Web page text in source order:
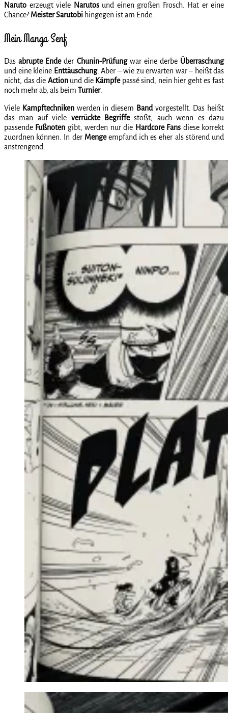
Naruto erzeugt viele Narutosund einen großen Frosch. Hat er eine
Chance?Meister Sarutobi hingegen ist am Ende.
Mein Manga Senf
Dasabrupte Endeder Chunin-Prüfungwar eine derbe Überraschung
und eine kleine Enttäuschung. Aber – wie zu erwarten war – heißt das
nicht, das die Actionund die Kämpfepassé sind, nein hier geht es fast
noch mehr ab, als beim Turnier.
Viele Kampftechnikenwerden in diesem Bandvorgestellt. Das heißt
das man auf viele verrückte Begriffestößt, auch wenn es dazu
passende Fußnoten gibt, werden nur die Hardcore Fans diese korrekt
zuordnen können. In der Mengeempfand ich es eher als störend und
anstrengend.